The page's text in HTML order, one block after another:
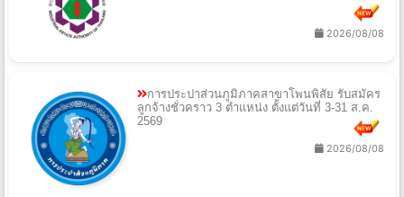
2026/08/08
การประปาส่วนภูมิภาคสาขาโพนพิสัย รับสมัคร
ลูกจ้างชั่วคราว 3 ตำแหน่ง ตั้งแต่วันที่ 3-31 ส.ค.
2569
2026/08/08